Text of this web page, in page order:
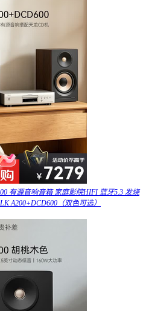
有源音响音箱 家庭影院HIFI 蓝牙5.3 发烧
A200+DCD600（双色可选）